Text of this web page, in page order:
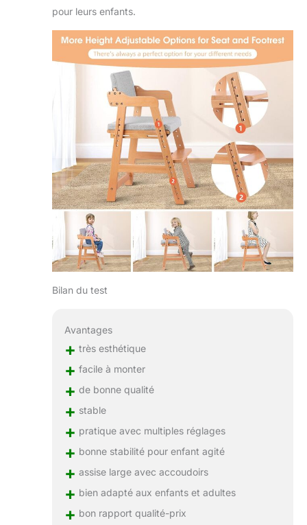
pour leurs enfants.
Bilan du test
Avantages
+ très esthétique
+ facile à monter
+ de bonne qualité
+ stable
+ pratique avec multiples réglages
+ bonne stabilité pour enfant agité
+ assise large avec accoudoirs
+ bien adapté aux enfants et adultes
+ bon rapport qualité-prix